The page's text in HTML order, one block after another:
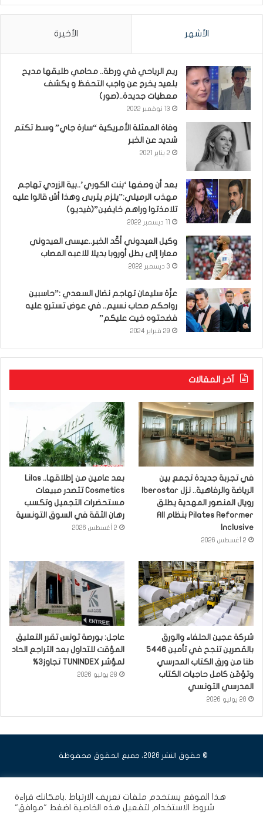
الأشهر الأخيرة
ريم الرياحي في ورطة.. محامي طليقها مديح
بلعيد يخرج عن واجب التحفظ و يكشف
معطيات جديدة..(صور)
13 نوفمبر 2022
وفاة الممثلة الأمريكية “سارة جاي” وسط تكتم
شديد عن الخبر
2 يناير 2021
بعد أن وصفها ‘بنت الكوري’..بية الزردي تهاجم
مهذب الرميلي:”يلزم يتربى وهذا أش قالوا عليه
تلامذتوا وراهم خايفين”(فيديو)
وكيل العيدوني أكّد الخبر..عيسى العيدوني
معارا إلى بطل أوروبا بديلا للاعبه المصاب
3 ديسمبر 2022
عزّة سليمان تهاجم نضال السعدي :”حاسبين
رواحكم صحاب نسيم.. في عوض تسترو عليه
فضحتوه خيت عليكم”
29 فبراير 2024
آخر المقالات
في تجربة جديدة تجمع بين
رويال المنصور المهدية يطلق
Pilates Reformer بنظام All
Inclusive
2 أغسطس 2026
بعد عامين من إطلاقها.. Lilas
Cosmetics تتصدر مبيعات
مستحضرات التجميل وتكسب
رهان الثقة في السوق التونسية
2 أغسطس 2026
شركة عجين الحلفاء والورق
بالقصرين تنجح في تأمين 5446
طنا من ورق الكتاب المدرسي
وتؤمّن كامل حاجيات الكتاب
المدرسي التونسي
28 يوليو 2026
عاجل: بورصة تونس تقرر التعليق
المؤقت للتداول بعد التراجع الحاد
لمؤشر TUNINDEX تجاوز3%
28 يوليو 2026
© حقوق النشر 2026، جميع الحقوق محفوظة
هذا الموقع يستخدم ملفات تعريف الارتباط .بامكانك قراءة
شروط الاستخدام لتفعيل هذه الخاصية اضغط "موافق"